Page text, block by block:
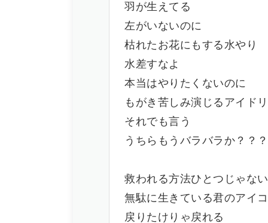
羽が生えてる
左がいないのに
枯れたお花にもする水やり
水差すなよ
本当はやりたくないのに
もがき苦しみ演じるアイド
それでも言う
うちらもうバラバラか？？？
救われる方法ひとつじゃな
無駄に生きている君のアイ
戻りたけりゃ戻れる